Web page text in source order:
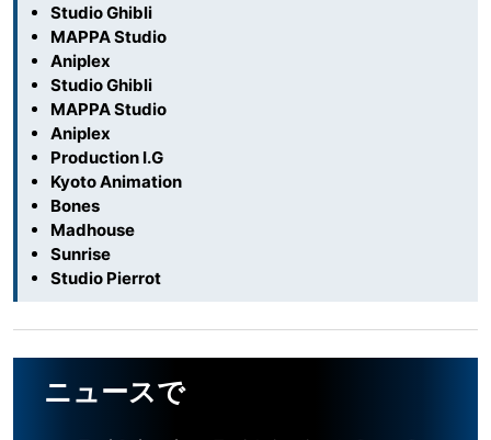
Studio Ghibli
MAPPA Studio
Aniplex
Studio Ghibli
MAPPA Studio
Aniplex
Production I.G
Kyoto Animation
Bones
Madhouse
Sunrise
Studio Pierrot
ニュースで